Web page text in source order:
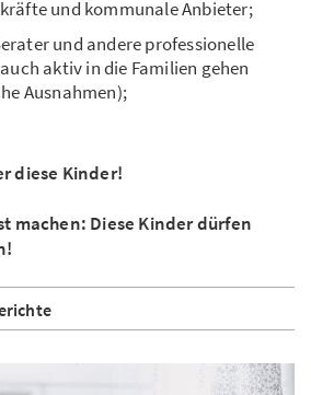
und kommunale Anbieter;
und andere professionelle
aktiv in die Familien gehen
Ausnahmen);
diese Kinder!
machen: Diese Kinder dürfen